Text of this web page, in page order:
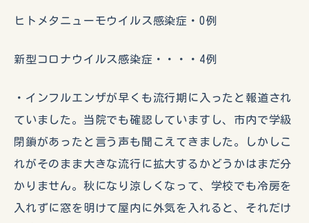
ヒトメタニューモウイルス感染症・0例
新型コロナウイルス感染症・・・・4例
・インフルエンザが早くも流行期に入ったと報道され
ていました。当院でも確認していますし、市内で学級
閉鎖があったと言う声も聞こえてきました。しかしこ
れがそのまま大きな流行に拡大するかどうかはまだ分
かりません。秋になり涼しくなって、学校でも冷房を
入れずに窓を明けて屋内に外気を入れると、それだけ